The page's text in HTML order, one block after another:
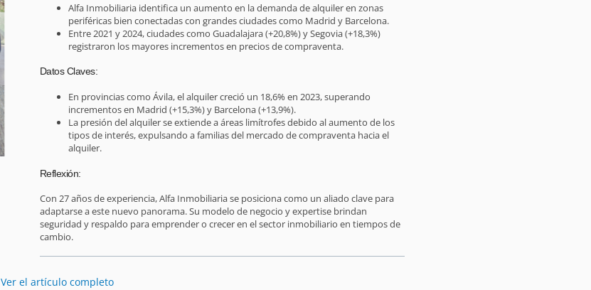
Alfa Inmobiliaria identifica un aumento en la demanda de alquiler en zonas
periféricas bien conectadas con grandes ciudades como Madrid y Barcelona.
Entre 2021 y 2024, ciudades como Guadalajara (+20,8%) y Segovia (+18,3%)
registraron los mayores incrementos en precios de compraventa.
Datos Claves:
En provincias como Ávila, el alquiler creció un 18,6% en 2023, superando
incrementos en Madrid (+15,3%) y Barcelona (+13,9%).
La presión del alquiler se extiende a áreas limítrofes debido al aumento de los
tipos de interés, expulsando a familias del mercado de compraventa hacia el
alquiler.
Reflexión:
Con 27 años de experiencia, Alfa Inmobiliaria se posiciona como un aliado clave para
adaptarse a este nuevo panorama. Su modelo de negocio y expertise brindan
seguridad y respaldo para emprender o crecer en el sector inmobiliario en tiempos de
cambio.
Ver el artículo completo